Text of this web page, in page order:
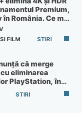
Premium,
România. Ce mai
de 60 lei pe lună
FILM
STIRI
că merge
eliminarea
PlayStation, în
STIRI